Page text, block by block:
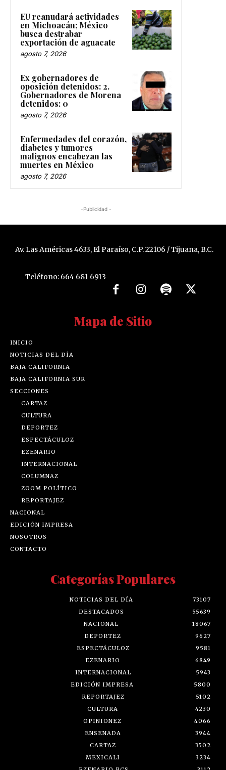
EU reanudará actividades
en Michoacán; México
busca destrabar
exportación de aguacate
agosto 7, 2026
Ex gobernadores de
oposición detenidos: 2.
Gobernadores de Morena
detenidos: 0
agosto 7, 2026
Enfermedades del corazón,
diabetes y tumores
malignos encabezan las
muertes en México
agosto 7, 2026
-Publicidad -
Av. Las Américas 4633, El Paraíso, C.P. 22106 / Tijuana, B.C.
Teléfono: 664 681 6913
Mapa de Sitio
INICIO
NOTICIAS DEL DÍA
BAJA CALIFORNIA
BAJA CALIFORNIA SUR
SECCIONES
CARTAZ
CULTURA
DEPORTEZ
ESPECTÁCULOZ
EZENARIO
INTERNACIONAL
COLUMNAZ
ZOOM POLÍTICO
REPORTAJEZ
NACIONAL
EDICIÓN IMPRESA
NOSOTROS
CONTACTO
Categorías Populares
NOTICIAS DEL DÍA
73107
DESTACADOS
55639
NACIONAL
18067
DEPORTEZ
9627
ESPECTÁCULOZ
9581
EZENARIO
6849
INTERNACIONAL
5943
EDICIÓN IMPRESA
5800
REPORTAJEZ
5102
CULTURA
4230
OPINIONEZ
4066
ENSENADA
3944
CARTAZ
3502
MEXICALI
3234